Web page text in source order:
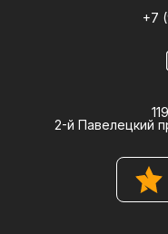
+7
2-й Павелецкий